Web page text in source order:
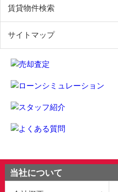
賃貸物件検索
サイトマップ
当社について